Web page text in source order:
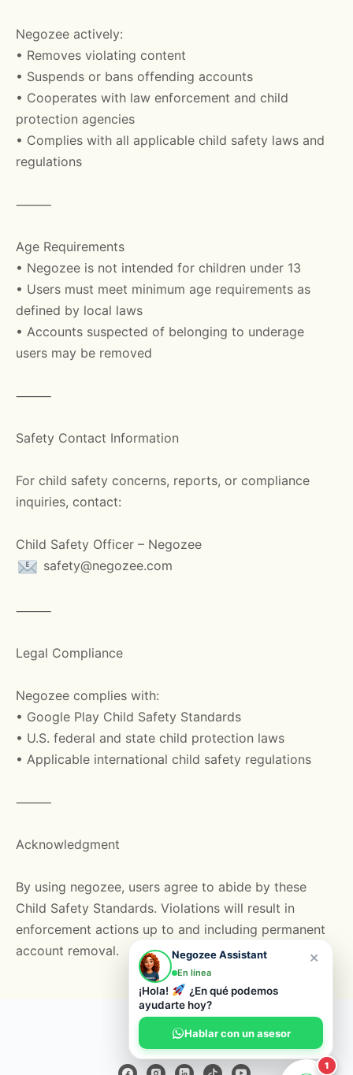
Negozee actively:
• Removes violating content
• Suspends or bans offending accounts
• Cooperates with law enforcement and child
protection agencies
• Complies with all applicable child safety laws and
regulations
⸻
Age Requirements
• Negozee is not intended for children under 13
• Users must meet minimum age requirements as
defined by local laws
• Accounts suspected of belonging to underage
users may be removed
⸻
Safety Contact Information
For child safety concerns, reports, or compliance
inquiries, contact:
Child Safety Officer – Negozee
safety@negozee.com
⸻
Legal Compliance
Negozee complies with:
• Google Play Child Safety Standards
• U.S. federal and state child protection laws
• Applicable international child safety regulations
⸻
Acknowledgment
By using negozee, users agree to abide by these
Child Safety Standards. Violations will result in
enforcement actions up to and including permanent
account removal.
© 2026 Negozee
×
Negozee Assistant
En línea
¡Hola!
¿En qué podemos
ayudarte hoy?
Hablar con un asesor
1